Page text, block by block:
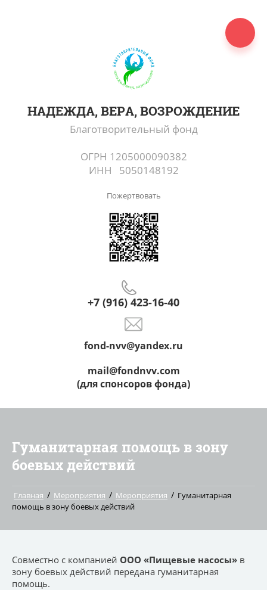
НАДЕЖДА, ВЕРА, ВОЗРОЖДЕНИЕ
Благотворительный фонд
ОГРН 1205000090382
ИНН 5050148192
fond-nvv@yandex.ru
mail@fondnvv.com
(для спонсоров фонда)
+7 (916) 423-16-40
Пожертвовать
Гуманитарная помощь в зону
боевых действий
Главная / Мероприятия / Мероприятия / Гуманитарная
помощь в зону боевых действий
Совместно с компанией ООО «Пищевые насосы» в
зону боевых действий передана гуманитарная
помощь.